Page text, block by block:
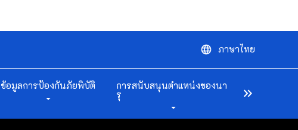
language ภาษาไทย
ข้อมูลการป้องกันภัยพิบัติ
arrow_drop_down
การสนับสนุนตำแหน่งของนา
รุ
arrow_drop_down
keyboard_double_arrow_right